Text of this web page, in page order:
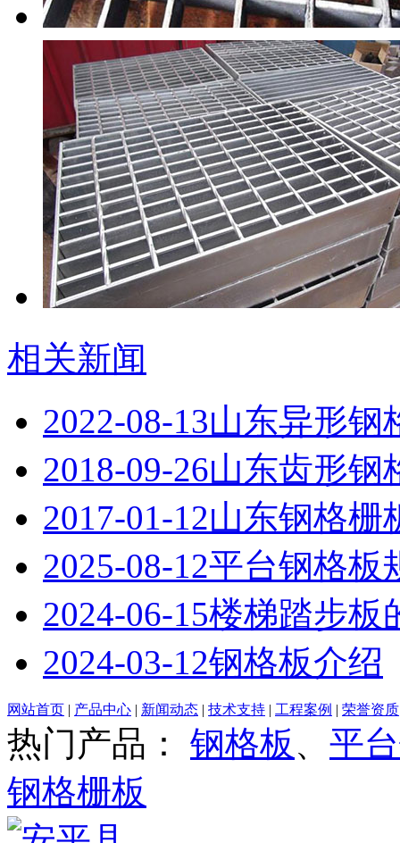
相关新闻
2022-08-13山东异形钢
2018-09-26山东齿形钢
2017-01-12山东钢格栅
2025-08-12平台钢格板
2024-06-15楼梯踏步板
2024-03-12钢格板介绍
网站首页 | 产品中心 | 新闻动态 | 技术支持 | 工程案例 | 荣誉资质
热门产品： 钢格板 、 平
钢格栅板